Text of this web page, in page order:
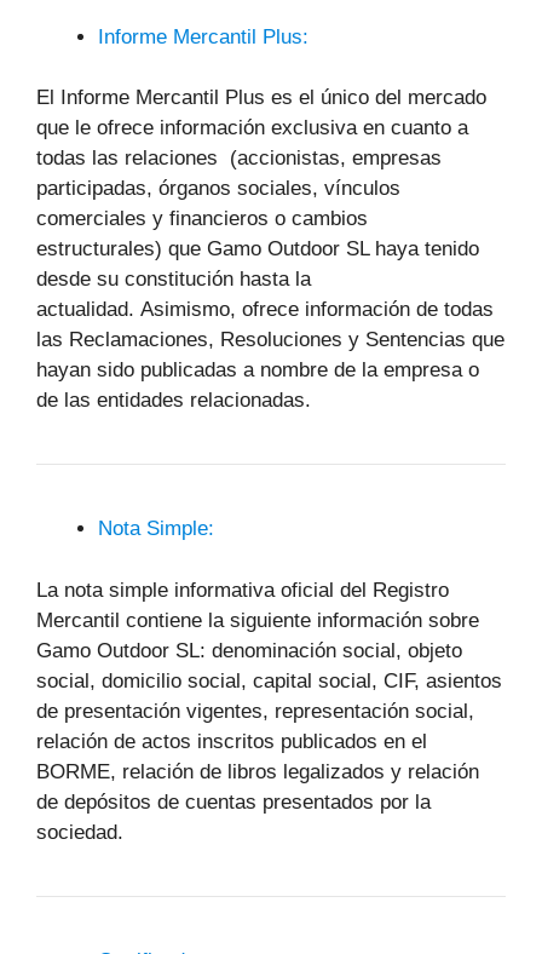
Informe Mercantil Plus:
El Informe Mercantil Plus es el único del mercado
que le ofrece información exclusiva en cuanto a
todas las relaciones (accionistas, empresas
participadas, órganos sociales, vínculos
comerciales y financieros o cambios
estructurales) que Gamo Outdoor SL haya tenido
desde su constitución hasta la
actualidad. Asimismo, ofrece información de todas
las Reclamaciones, Resoluciones y Sentencias que
hayan sido publicadas a nombre de la empresa o
de las entidades relacionadas.
Nota Simple:
La nota simple informativa oficial del Registro
Mercantil contiene la siguiente información sobre
Gamo Outdoor SL: denominación social, objeto
social, domicilio social, capital social, CIF, asientos
de presentación vigentes, representación social,
relación de actos inscritos publicados en el
BORME, relación de libros legalizados y relación
de depósitos de cuentas presentados por la
sociedad.